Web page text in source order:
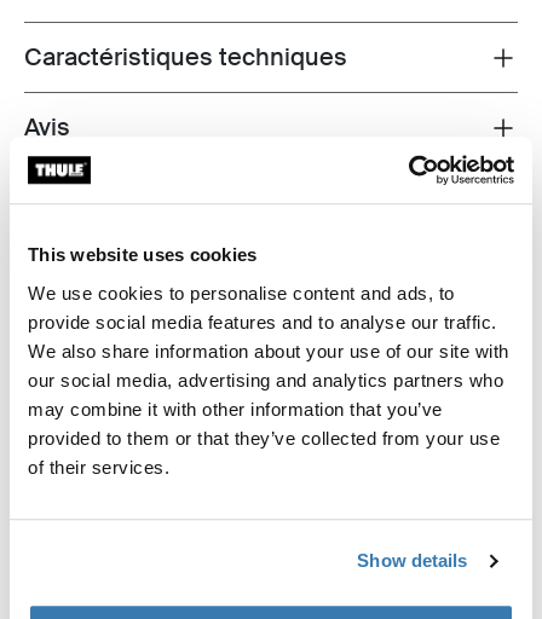
This website uses cookies
We use cookies to personalise content and ads, to
provide social media features and to analyse our traffic.
We also share information about your use of our site with
our social media, advertising and analytics partners who
may combine it with other information that you’ve
provided to them or that they’ve collected from your use
of their services.
Show details
Toggle techspec
Caractéristiques techniques
Toggle overview
Avis